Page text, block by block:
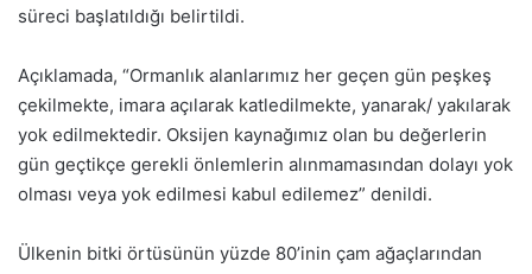
süreci başlatıldığı belirtildi.
Açıklamada, “Ormanlık alanlarımız her geçen gün peşkeş
çekilmekte, imara açılarak katledilmekte, yanarak/ yakılarak
yok edilmektedir. Oksijen kaynağımız olan bu değerlerin
gün geçtikçe gerekli önlemlerin alınmamasından dolayı yok
olması veya yok edilmesi kabul edilemez” denildi.
Ülkenin bitki örtüsünün yüzde 80’inin çam ağaçlarından